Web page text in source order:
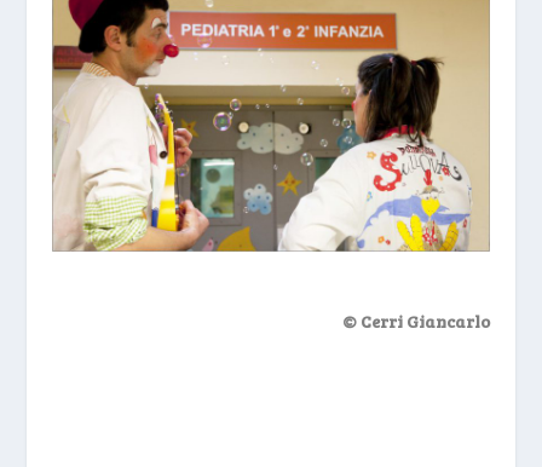
© Cerri Giancarlo